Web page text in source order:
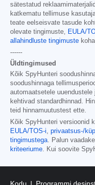
sätestatud
katkematu tellimuse
teate eelseisvate tasude
olevate tingimuste, EULA/
allahindluste tingimuste
------
Üldtingimused
Kõik SpyHunteri
soodushinnaga
automaatsetele
kehtivad standardhinnad.
teid hinnamuutustest ette.
Kõik SpyHunteri versioonid
EULA/TOS-i, privaatsus-/
tingimustega. Palun
kriteeriume. Kui soovite